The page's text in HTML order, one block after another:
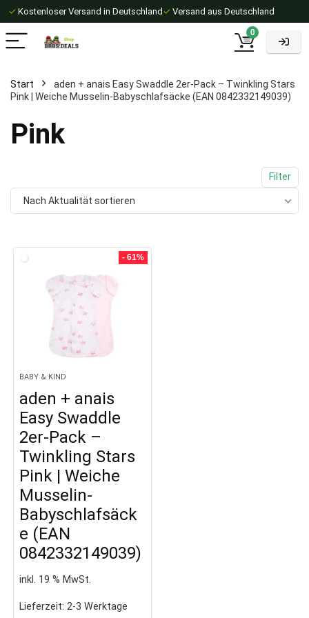
✓ Kostenloser Versand in Deutschland ✓ Versand aus Deutschland
0
Start
aden + anais Easy Swaddle 2er-Pack – Twinkling Stars
Pink | Weiche Musselin-Babyschlafsäcke (EAN 0842332149039)
Pink
Filter
Nach Aktualität sortieren
- 61%
BABY & KIND
aden + anais
Easy Swaddle
2er-Pack –
Twinkling Stars
Pink | Weiche
Musselin-
Babyschlafsäck
e (EAN
0842332149039)
inkl. 19 % MwSt.
Lieferzeit:2-3 Werktage